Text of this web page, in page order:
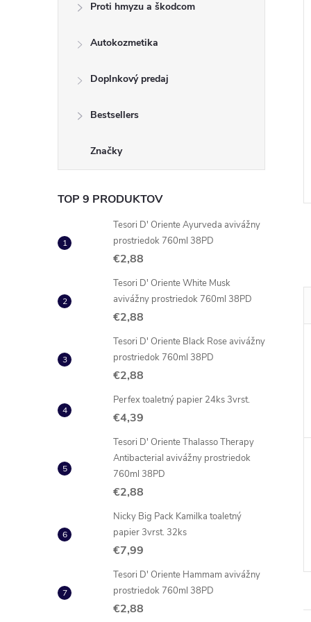
Proti hmyzu a škodcom
Autokozmetika
Doplnkový predaj
Bestsellers
Značky
TOP 9 PRODUKTOV
Tesori D' Oriente Ayurveda avivážny
prostriedok 760ml 38PD
€2,88
Tesori D' Oriente White Musk
avivážny prostriedok 760ml 38PD
€2,88
Tesori D' Oriente Black Rose avivážny
prostriedok 760ml 38PD
€2,88
Perfex toaletný papier 24ks 3vrst.
€4,39
Tesori D' Oriente Thalasso Therapy
Antibacterial avivážny prostriedok
760ml 38PD
€2,88
Nicky Big Pack Kamilka toaletný
papier 3vrst. 32ks
€7,99
Tesori D' Oriente Hammam avivážny
prostriedok 760ml 38PD
€2,88
Blok 4x48g
DO KOŠÍKA
736292434758
DUCK Active Clean Marine
Skladom16 ks DO KOŠÍKA